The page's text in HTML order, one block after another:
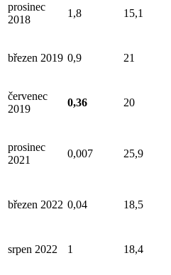
prosinec
2018
1,8 15,1
březen 2019 0,9 21
červenec
2019
0,36 20
prosinec
2021
0,007 25,9
březen 2022 0,04 18,5
srpen 2022 1 18,4